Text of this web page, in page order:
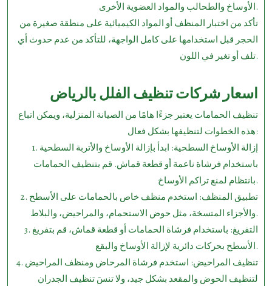
الأوساخ والطحالب والمواد العضوية الأخرى.
تأكد من اختبار المنظف أو المواد الكيميائية على منطقة صغيرة من
الحجر قبل استخدامها على كامل الواجهة، للتأكد من عدم حدوث أي
تلف أو تغير في اللون.
اسعار شركات تنظيف الفلل بالرياض
تنظيف الحمامات يعتبر جزءًا هامًا من الصيانة المنزلية، ويمكن اتباع
هذه الخطوات لتنظيفها بشكل فعال:
1. إزالة الأوساخ السطحية: ابدأ بإزالة الأوساخ والأتربة السطحية
باستخدام فرشاة ناعمة أو قطعة قماش. قم بتنظيف الحمامات
بانتظام لمنع تراكم الأوساخ.
2. تطبيق المنظف: استخدم منظف خاص بالحمامات على الأسطح
والأجزاء المتسخة، مثل حوض الاستحمام، والمراحيض، والبلاط.
3. التفريغ: باستخدام فرشاة الحمامات أو قطعة قماش، قم بتفريغ
الأسطح بحركات دائرية لإزالة الأوساخ والبقع.
4. تنظيف المراحيض: استخدم فرشاة المرحاض ومنظف المراحيض
لتنظيف الحوض والمقعد بشكل جيد، ولا تنسَ تنظيف الجدران